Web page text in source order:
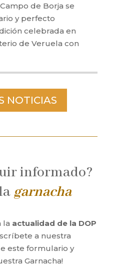
de Borja se
y perfecto
celebrada en
de Veruela con
NOTICIAS
informado?
garnacha
la actualidad de la DOP
a nuestra
este formulario y
Garnacha!